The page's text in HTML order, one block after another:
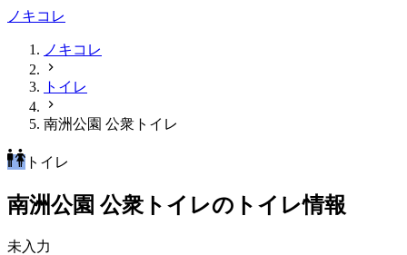
ノキコレ
ノキコレ
トイレ
南洲公園 公衆トイレ
トイレ
南洲公園 公衆トイレのトイレ情報
未入力